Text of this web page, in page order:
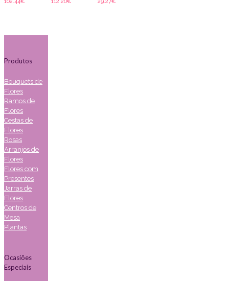
Produtos
Bouquets de
Flores
Ramos de
Flores
Cestas de
Flores
Rosas
Arranjos de
Flores
Flores com
Presentes
Jarras de
Flores
Centros de
Mesa
Plantas
Ocasiões
Especiais